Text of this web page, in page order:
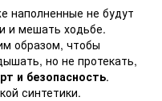
наполненные не будут
и мешать ходьбе.
образом, чтобы
но не протекать,
и безопасность.
синтетики.